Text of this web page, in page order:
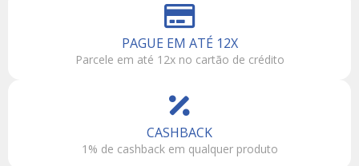
PAGUE EM ATÉ 12X
Parcele em até 12x no cartão de crédito
CASHBACK
1% de cashback em qualquer produto